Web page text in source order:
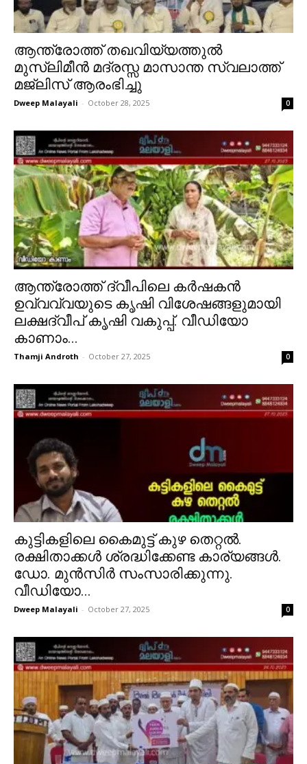
ആന്ത്രോത്ത് തഖവിയ്യത്തുൽ
മുസ്ലിമീൻ മദ്രസ്സ മാസാന്ത സ്വലാത്ത്
മജ്‌ലിസ് ആരംഭിച്ചു
Dweep Malayali - October 28, 2025 0
ആന്ത്രോത്ത് ദ്വീപിലെ കർഷകൻ
ഉവ്വവ്വയുടെ കൃഷി വിശേഷങ്ങളുമായി
ലക്ഷദ്വീപ് കൃഷി വകുപ്പ്. വീഡിയോ
കാണാം...
Thamji Androth - October 27, 2025 0
കുട്ടികളിലെ കൈമുട്ട് കുഴ തെറ്റൽ.
രക്ഷിതാക്കൾ ശ്രദ്ധിക്കേണ്ട കാര്യങ്ങൾ.
ഡോ. മുൻസിർ സംസാരിക്കുന്നു.
വീഡിയോ...
Dweep Malayali - October 27, 2025 0